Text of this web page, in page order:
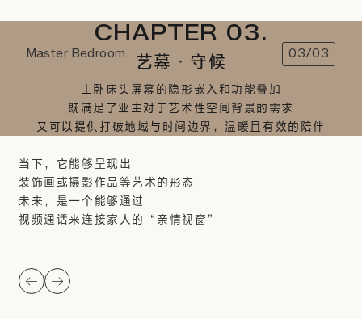
CHAPTER 03.
艺幕·守候
主卧床头屏幕的隐形嵌入和功能叠加
既满足了业主对于艺术性空间背景的需求
又可以提供打破地域与时间边界，温暖且有效的陪伴
Master Bedroom 03/03
当下，它能够呈现出
装饰画或摄影作品等艺术的形态
未来，是一个能够通过
视频通话来连接家人的“亲情视窗”